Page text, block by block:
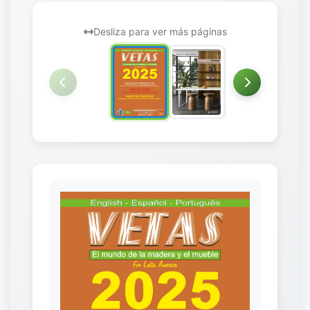
Desliza para ver más páginas